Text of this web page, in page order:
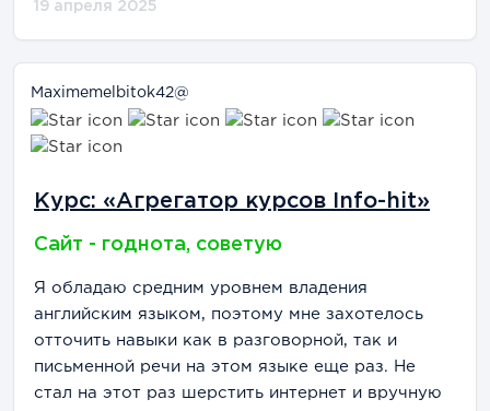
19 апреля 2025
Maximemelbitok42@
Курс: «Агрегатор курсов Info-hit»
Сайт - годнота, советую
Я обладаю средним уровнем владения
английским языком, поэтому мне захотелось
отточить навыки как в разговорной, так и
письменной речи на этом языке еще раз. Не
стал на этот раз шерстить интернет и вручную